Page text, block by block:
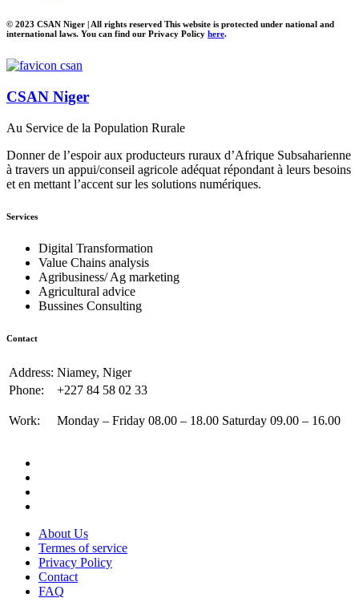
© 2023 CSAN Niger | All rights reserved This website is protected under national and
international laws. You can find our Privacy Policy here.
CSAN Niger
Au Service de la Population Rurale
Donner de l’espoir aux producteurs ruraux d’Afrique Subsaharienne
à travers un appui/conseil agricole adéquat répondant à leurs besoins
et en mettant l’accent sur les solutions numériques.
Services
Digital Transformation
Value Chains analysis
Agribusiness/ Ag marketing
Agricultural advice
Bussines Consulting
Contact
Address: Niamey, Niger
Phone:
+227 84 58 02 33
Work: Monday – Friday 08.00 – 18.00 Saturday 09.00 – 16.00
About Us
Termes of service
Privacy Policy
Contact
FAQ